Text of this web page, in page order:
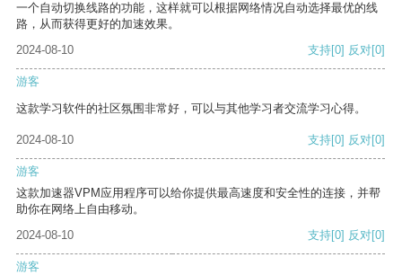
一个自动切换线路的功能，这样就可以根据网络情况自动选择最优的线
路，从而获得更好的加速效果。
2024-08-10
支持[0] 反对[0]
游客
这款学习软件的社区氛围非常好，可以与其他学习者交流学习心得。
2024-08-10 支持[0] 反对[0]
游客
这款加速器VPM应用程序可以给你提供最高速度和安全性的连接，并帮
助你在网络上自由移动。
2024-08-10
支持[0] 反对[0]
游客